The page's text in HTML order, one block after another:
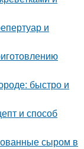
и
быстро и
и способ
сыром в